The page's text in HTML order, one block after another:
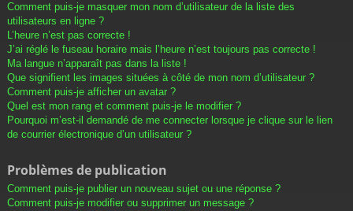
Comment puis-je masquer mon nom d’utilisateur de la liste des
utilisateurs en ligne ?
L’heure n’est pas correcte !
J’ai réglé le fuseau horaire mais l’heure n’est toujours pas correcte !
Ma langue n’apparaît pas dans la liste !
Que signifient les images situées à côté de mon nom d’utilisateur ?
Comment puis-je afficher un avatar ?
Quel est mon rang et comment puis-je le modifier ?
Pourquoi m’est-il demandé de me connecter lorsque je clique sur le lien
de courrier électronique d’un utilisateur ?
Problèmes de publication
Comment puis-je publier un nouveau sujet ou une réponse ?
Comment puis-je modifier ou supprimer un message ?